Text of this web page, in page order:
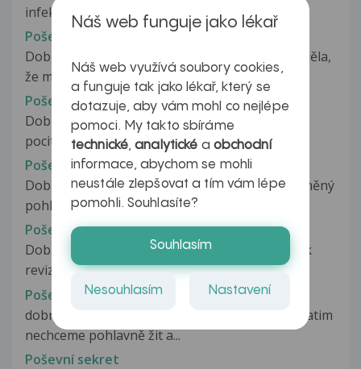
infekcí. Užívala jsem několikery...
Poševní mykoza - HAK; NAKAŽENÍ PŘÍTELE
Dobrý den, dnes jsem se od gynekoložky dověděla,
že mám poševní mykozu, nic...
Poševní mykozy
Dobry den, minuly rok na podzim jsem zacala
pocitovat hrozne svedeni.Vytok byl...
Poševní nález
Dobrý den, měla bych dotaz, měla jsem nechráněný
pohlavní styk před ms. Tedy...
Poševní pahýl
Dobrý den,jsem rok po LAVH,po dvou dnech lsk
revize pro krvácení a hematom v...
Poševni problemi
dobry den ,je mi 18 let a mam stalou znamost.zatim
nechceme pohlavně žit a...
Poševní sekret
Náš web funguje jako lékař
Náš web využívá soubory cookies,
a funguje tak jako lékař, který se
dotazuje, aby vám mohl co nejlépe
pomoci. My takto sbíráme
technické,analytické a obchodní
informace, abychom se mohli
neustále zlepšovat a tím vám lépe
pomohli. Souhlasíte?
Souhlasím
Nesouhlasím Nastavení